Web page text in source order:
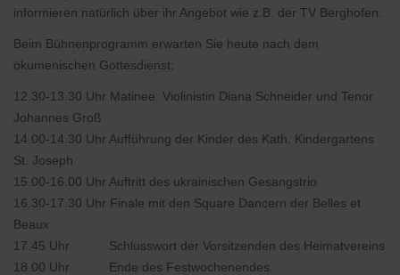
informieren natürlich über ihr Angebot wie z.B. der TV Berghofen.
Beim Bühnenprogramm erwarten Sie heute nach dem
ökumenischen Gottesdienst:
12.30-13.30 Uhr Matinee: Violinistin Diana Schneider und Tenor
Johannes Groß
14.00-14.30 Uhr Aufführung der Kinder des Kath. Kindergartens
St. Joseph
15.00-16.00 Uhr Auftritt des ukrainischen Gesangstrio
16.30-17.30 Uhr Finale mit den Square Dancern der Belles et
Beaux
17.45 Uhr Schlusswort der Vorsitzenden des Heimatvereins
18.00 Uhr Ende des Festwochenendes.